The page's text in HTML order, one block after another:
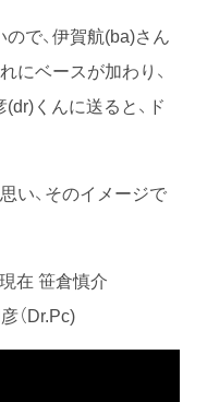
で、伊賀航(ba)さん
にベースが加わり、
くんに送ると、ド
い、そのイメージで
在 笹倉慎介
（Dr.Pc)